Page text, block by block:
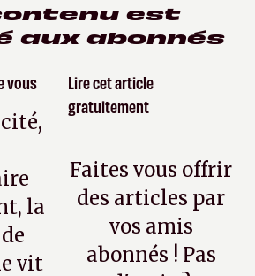
est
aux abonnés
vous
la
vit
Lire cet article
gratuitement
Faites vous offrir
des articles par
vos amis
abonnés ! Pas